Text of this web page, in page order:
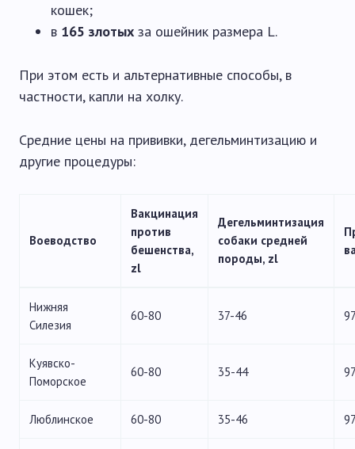
кошек;
в 165 злотых за ошейник размера L.
При этом есть и альтернативные способы, в
частности, капли на холку.
Средние цены на прививки, дегельминтизацию и
другие процедуры:
Воеводство
Вакцинация
против
бешенства,
zl
Дегельминтизация
собаки средней
породы, zl
Нижняя
Силезия
60-80 37-46
Куявско-
Поморское
60-80 35-44
Люблинское 60-80 35-46